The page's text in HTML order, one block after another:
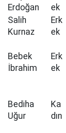
Erdoğan
ek
Salih
Kurnaz
Erk
ek
Bebek
İbrahim
Erk
ek
Bediha
Uğur
Ka
dın